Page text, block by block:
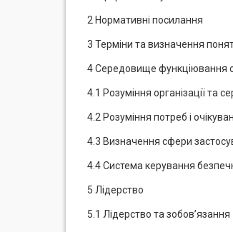
2 Нормативні посилання
3 Терміни та визначення
4 Середовище функціювання
4.1 Розуміння організації та
4.2 Розуміння потреб і
4.3 Визначення сфери
4.4 Система керування
5 Лідерство
5.1 Лідерство та зобов’язання